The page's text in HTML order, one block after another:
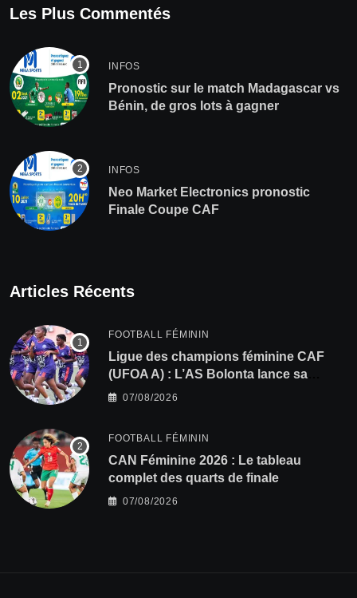
Les Plus Commentés
INFOS
Pronostic sur le match Madagascar vs
Bénin, de gros lots à gagner
INFOS
Neo Market Electronics pronostic
Finale Coupe CAF
Articles Récents
FOOTBALL FÉMININ
Ligue des champions féminine CAF
(UFOA A) : L’AS Bolonta lance sa
conquête de l’Afrique en Gambie
07/08/2026
FOOTBALL FÉMININ
CAN Féminine 2026 : Le tableau
complet des quarts de finale
07/08/2026